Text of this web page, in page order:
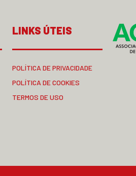
LINKS ÚTEIS
POLÍTICA DE PRIVACIDADE
POLÍTICA DE COOKIES
TERMOS DE USO